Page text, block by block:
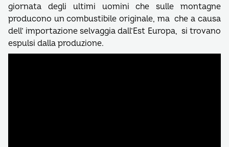
giornata degli ultimi uomini che sulle montagne
producono un combustibile originale, ma che a causa
dell’ importazione selvaggia dall’Est Europa, si trovano
espulsi dalla produzione.